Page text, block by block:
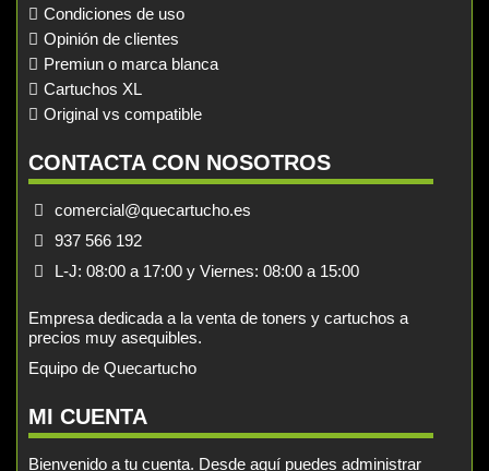
Condiciones de uso
Opinión de clientes
Premiun o marca blanca
Cartuchos XL
Original vs compatible
CONTACTA CON NOSOTROS
comercial@quecartucho.es
937 566 192
L-J: 08:00 a 17:00 y Viernes: 08:00 a 15:00
Empresa dedicada a la venta de toners y cartuchos a
precios muy asequibles.
Equipo de Quecartucho
MI CUENTA
Bienvenido a tu cuenta. Desde aquí puedes administrar